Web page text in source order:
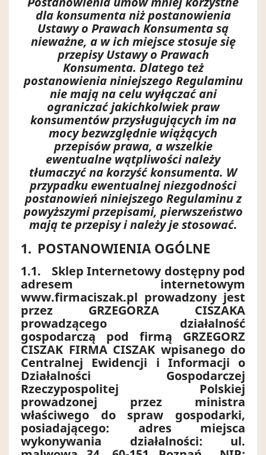
dla konsumenta niż postanowienia
Ustawy o Prawach Konsumenta są
nieważne, a w ich miejsce stosuje się
przepisy Ustawy o Prawach
Konsumenta. Dlatego też
postanowienia niniejszego Regulaminu
nie mają na celu wyłączać ani
ograniczać jakichkolwiek praw
konsumentów przysługujących im na
mocy bezwzględnie wiążących
przepisów prawa, a wszelkie
ewentualne wątpliwości należy
tłumaczyć na korzyść konsumenta. W
przypadku ewentualnej niezgodności
postanowień niniejszego Regulaminu z
powyższymi przepisami, pierwszeństwo
mają te przepisy i należy je stosować.
1. POSTANOWIENIA OGÓLNE
1.1.
Sklep Internetowy dostępny pod
adresem internetowym
www.firmaciszak.pl prowadzony jest
przez GRZEGORZA CISZAKA
prowadzącego działalność
gospodarczą pod firmą GRZEGORZ
CISZAK FIRMA CISZAK wpisanego do
Centralnej Ewidencji i Informacji o
Działalności Gospodarczej
Rzeczypospolitej Polskiej
prowadzonej przez ministra
właściwego do spraw gospodarki,
posiadającego: adres miejsca
wykonywania działalności: ul.